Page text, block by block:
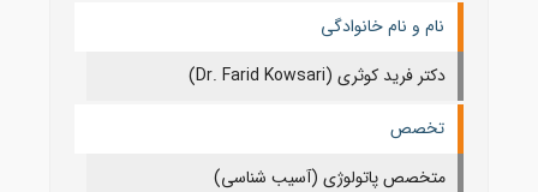
نام و نام خانوادگی
دکتر فرید کوثری (Dr. Farid Kowsari)
تخصص
متخصص پاتولوژی (آسیب شناسی)